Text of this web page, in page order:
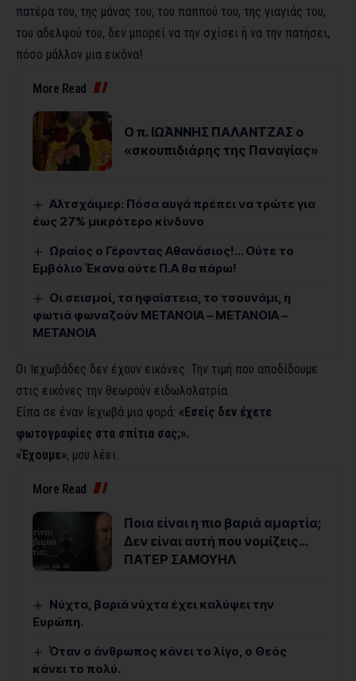
πατέρα του, της μάνας του, του παππού του, της γιαγιάς του,
του αδελφού του, δεν μπορεί να την σχίσει ή να την πατήσει,
πόσο μάλλον μια εικόνα!
More Read
Ο π. ΙΩΆΝΝΗΣ ΠΑΛΑΝΤΖΑΣ ο
«σκουπιδιάρης της Παναγίας»
Αλτσχάιμερ: Πόσα αυγά πρέπει να τρώτε για
έως 27% μικρότερο κίνδυνο
Ωραίος ο Γέροντας Αθανάσιος!… Ούτε το
Εμβόλιο Έκανα ούτε Π.Α θα πάρω!
Οι σεισμοί, τα ηφαίστεια, το τσουνάμι, η
φωτιά φωναζούν ΜΕΤΑΝΟΙΑ – ΜΕΤΑΝΟΙΑ –
ΜΕΤΑΝΟΙΑ
Οι Ιεχωβάδες δεν έχουν εικόνες. Την τιμή που αποδίδουμε
στις εικόνες την θεωρούν ειδωλολατρία.
Είπα σε έναν Ιεχωβά μια φορά: «Εσείς δεν έχετε
φωτογραφίες στα σπίτια σας;».
«Έχουμε», μου λέει.
More Read
Ποια είναι η πιο βαριά αμαρτία;
Δεν είναι αυτή που νομίζεις…
ΠΑΤΕΡ ΣΑΜΟΥΗΛ
Νύχτα, βαριά νύχτα έχει καλύψει την
Ευρώπη.
Όταν ο άνθρωπος κάνει το λίγο, ο Θεός
κάνει το πολύ.